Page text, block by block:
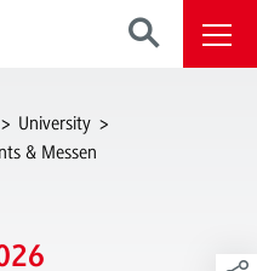
University
& Messen